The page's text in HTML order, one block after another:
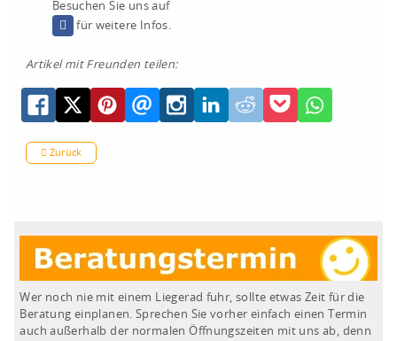
Besuchen Sie uns auf
für weitere Infos.
Artikel mit Freunden teilen:
Zurück
Wer noch nie mit einem Liegerad fuhr, sollte etwas Zeit für die
Beratung einplanen. Sprechen Sie vorher einfach einen Termin
auch außerhalb der normalen Öffnungszeiten mit uns ab, denn